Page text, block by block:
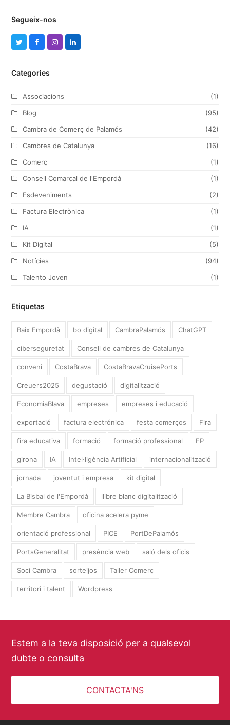
Segueix-nos
i
r
c
o
k
r
a
I
n
Categories
Associacions
(1)
Blog
(95)
Cambra de Comerç de Palamós
(42)
Cambres de Catalunya
(16)
Comerç
(1)
Consell Comarcal de l'Empordà
(1)
Esdeveniments
(2)
Factura Electrònica
(1)
IA
(1)
Kit Digital
(5)
Notícies
(94)
Talento Joven
(1)
Etiquetas
Baix Empordà bo digital CambraPalamós ChatGPT
ciberseguretat Consell de cambres de Catalunya
conveni CostaBrava CostaBravaCruisePorts
Creuers2025 degustació digitalització
EconomiaBlava empreses empreses i educació
exportació factura electrónica festa comerços Fira
fira educativa formació formació professional FP
girona IA Intel·ligència Artificial internacionalització
jornada joventut i empresa kit digital
La Bisbal de l'Empordà llibre blanc digitalització
Membre Cambra oficina acelera pyme
orientació professional PICE PortDePalamós
PortsGeneralitat presència web saló dels oficis
Soci Cambra sorteijos Taller Comerç
territori i talent Wordpress
Estem a la teva disposició per a qualsevol
dubte o consulta
CONTACTA'NS